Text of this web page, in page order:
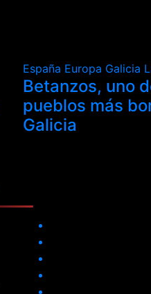
España Europa Galicia
Betanzos, uno
pueblos más
Galicia